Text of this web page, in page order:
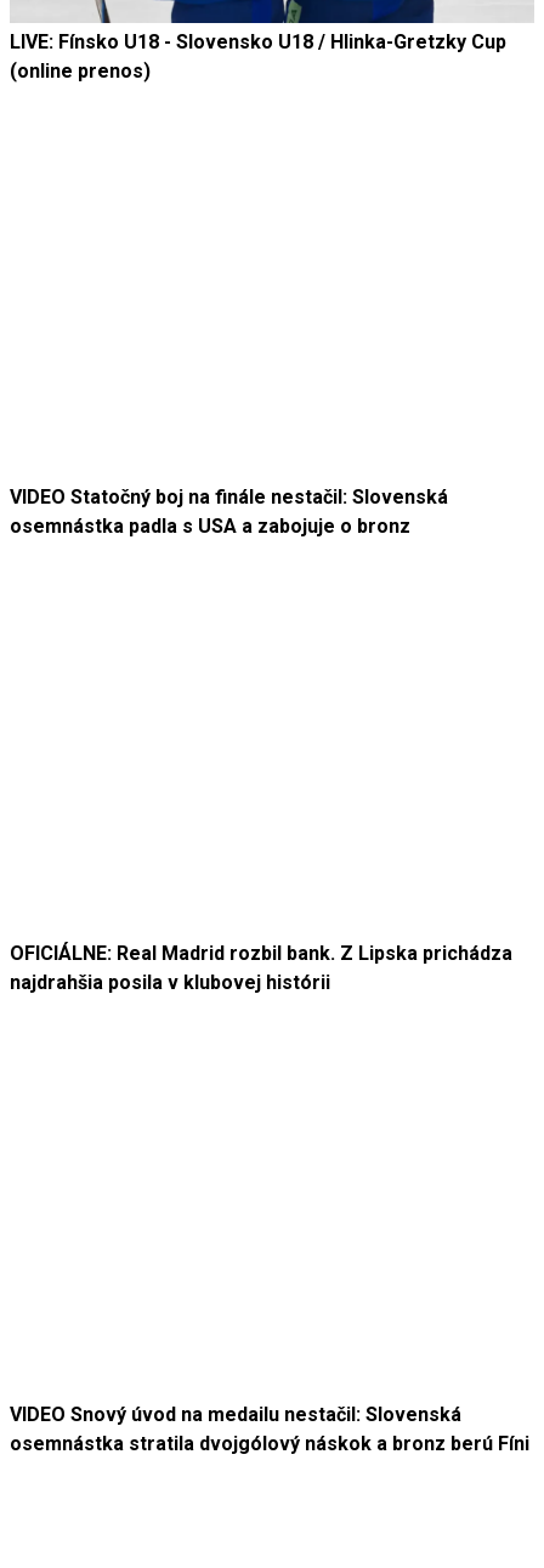
LIVE: Fínsko U18 - Slovensko U18 / Hlinka-Gretzky Cup
(online prenos)
VIDEO Statočný boj na finále nestačil: Slovenská
osemnástka padla s USA a zabojuje o bronz
OFICIÁLNE: Real Madrid rozbil bank. Z Lipska prichádza
najdrahšia posila v klubovej histórii
VIDEO Snový úvod na medailu nestačil: Slovenská
osemnástka stratila dvojgólový náskok a bronz berú Fíni